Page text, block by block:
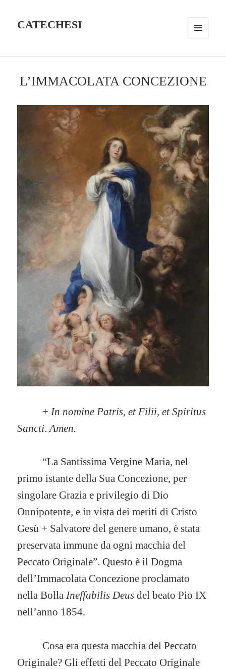
CATECHESI
L’IMMACOLATA CONCEZIONE
+ In nomine Patris, et Filii, et Spiritus
Sancti.Amen.
“La Santissima Vergine Maria, nel
primo istante della Sua Concezione, per
singolare Grazia e privilegio di Dio
Onnipotente, e in vista dei meriti di Cristo
Gesù + Salvatore del genere umano, è stata
preservata immune da ogni macchia del
Peccato Originale”. Questo è il Dogma
dell’Immacolata Concezione proclamato
nella Bolla Ineffabilis Deus del beato Pio IX
nell’anno 1854.
Cosa era questa macchia del Peccato
Originale? Gli effetti del Peccato Originale